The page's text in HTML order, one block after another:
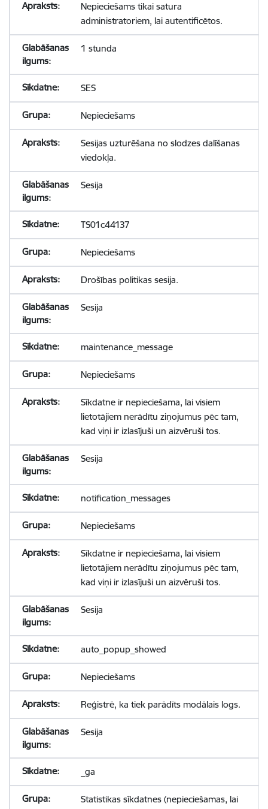
Nepieciešams tikai satura
administratoriem, lai autentificētos.
1 stunda
SES
Nepieciešams
Sesijas uzturēšana no slodzes dalīšanas
viedokļa.
Sesija
TS01c44137
Nepieciešams
Drošības politikas sesija.
Sesija
maintenance_message
Nepieciešams
Sīkdatne ir nepieciešama, lai visiem
lietotājiem nerādītu ziņojumus pēc tam,
kad viņi ir izlasījuši un aizvēruši tos.
Sesija
notification_messages
Nepieciešams
Sīkdatne ir nepieciešama, lai visiem
lietotājiem nerādītu ziņojumus pēc tam,
kad viņi ir izlasījuši un aizvēruši tos.
Sesija
auto_popup_showed
Nepieciešams
Reģistrē, ka tiek parādīts modālais logs.
Sesija
_ga
Statistikas sīkdatnes (nepieciešamas, lai